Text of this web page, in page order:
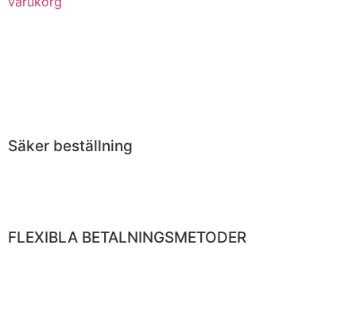
Säker beställning
FLEXIBLA BETALNINGSMETODER